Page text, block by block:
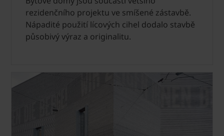
rezidenčního projektu ve smíšené zástavbě.
Nápadité použití lícových cihel dodalo stavbě
působivý výraz a originalitu.